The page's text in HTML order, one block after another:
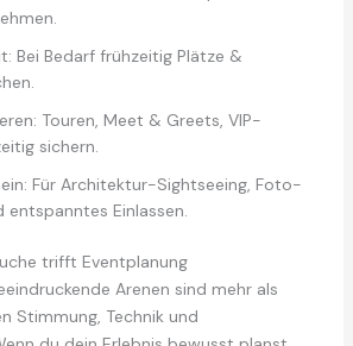
Bei Bedarf frühzeitig Plätze &
Touren, Meet & Greets, VIP-
sichern.
Für Architektur-Sightseeing, Foto-
entspanntes Einlassen.
trifft Eventplanung
Arenen sind mehr als
Stimmung, Technik und